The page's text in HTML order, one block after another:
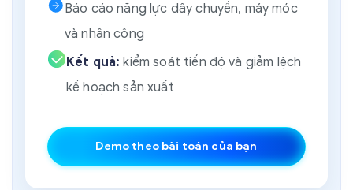
Báo cáo năng lực dây chuyền, máy móc
và nhân công
Kết quả: kiểm soát tiến độ và giảm lệch
kế hoạch sản xuất
Demo theo bài toán của bạn